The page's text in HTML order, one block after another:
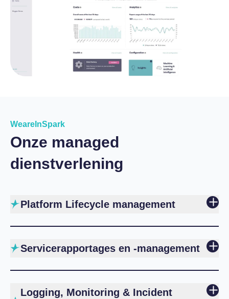
WeareInSpark
Onze managed
dienstverlening
Platform Lifecycle management
Servicerapportages en -management
Logging, Monitoring & Incident